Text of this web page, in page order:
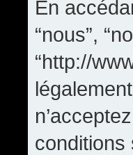
En
“nous”,
“http://
conditions